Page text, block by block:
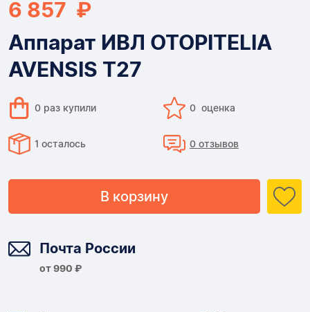
6 857 ₽
Аппарат ИВЛ OTOPITELIA
AVENSIS T27
0 раз купили 0 оценка
1 осталось 0 отзывов
В корзину
Почта России
от 990 ₽